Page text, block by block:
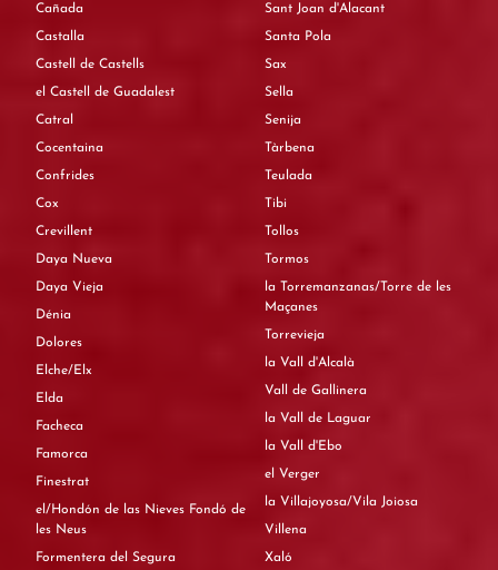
Cañada
Castalla
Castell de Castells
el Castell de Guadalest
Catral
Cocentaina
Confrides
Cox
Crevillent
Daya Nueva
Daya Vieja
Dénia
Dolores
Elche/Elx
Elda
Facheca
Famorca
Finestrat
el/Hondón de las Nieves Fondó de
les Neus
Formentera del Segura
Sant Joan d'Alacant
Santa Pola
Sax
Sella
Senija
Tàrbena
Teulada
Tibi
Tollos
Tormos
la Torremanzanas/Torre de les
Maçanes
Torrevieja
la Vall d'Alcalà
Vall de Gallinera
la Vall de Laguar
la Vall d'Ebo
el Verger
la Villajoyosa/Vila Joiosa
Villena
Xaló